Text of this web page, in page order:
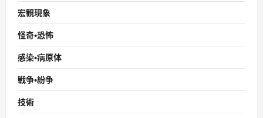
宏観現象
怪奇・恐怖
感染・病原体
戦争・紛争
技術